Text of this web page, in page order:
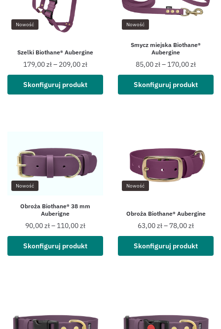
Nowość
Szelki Biothane® Aubergine
179,00zł– 209,00zł
Skonfiguruj produkt
Nowość
Smycz miejska Biothane®
Aubergine
85,00zł– 170,00zł
Skonfiguruj produkt
Nowość
Obroża Biothane® 38 mm
Auberigne
90,00zł– 110,00zł
Skonfiguruj produkt
Nowość
Obroża Biothane® Aubergine
63,00zł– 78,00zł
Skonfiguruj produkt